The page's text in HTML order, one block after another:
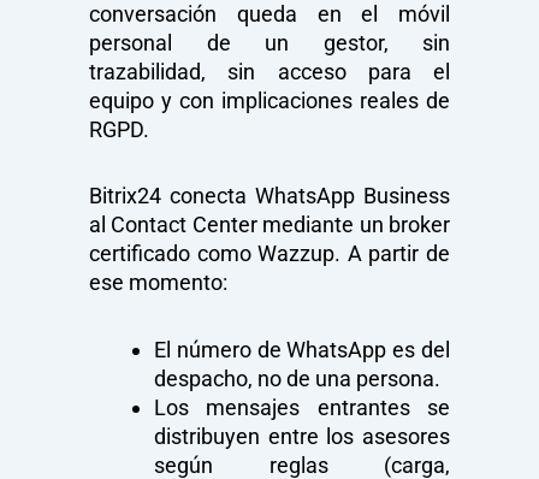
conversación queda en el móvil
personal de un gestor, sin
trazabilidad, sin acceso para el
equipo y con implicaciones reales de
RGPD.
Bitrix24 conecta WhatsApp Business
al Contact Center mediante un broker
certificado como Wazzup. A partir de
ese momento:
El número de WhatsApp es del
despacho, no de una persona.
Los mensajes entrantes se
distribuyen entre los asesores
según reglas (carga,